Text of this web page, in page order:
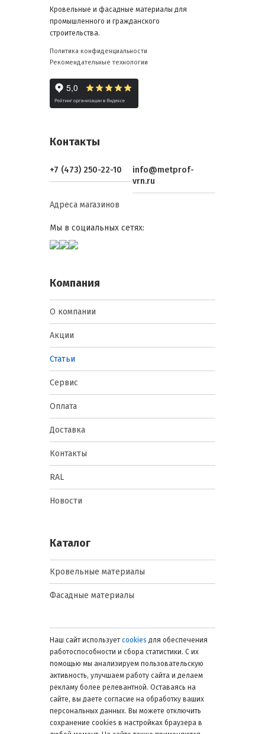
Кровельные и фасадные материалы для
промышленного и гражданского
строительства.
Политика конфиденциальности
Рекомендательные технологии
Контакты
+7 (473) 250-22-10
info@metprof-
vrn.ru
Адреса магазинов
Мы в социальных сетях:
Компания
О компании
Акции
Статьи
Сервис
Оплата
Доставка
Контакты
RAL
Новости
Каталог
Кровельные материалы
Фасадные материалы
Наш сайт использует cookies для обеспечения
работоспособности и сбора статистики. С их
помощью мы анализируем пользовательскую
активность, улучшаем работу сайта и делаем
рекламу более релевантной. Оставаясь на
сайте, вы даете согласие на обработку ваших
персональных данных. Вы можете отключить
сохранение cookies в настройках браузера в